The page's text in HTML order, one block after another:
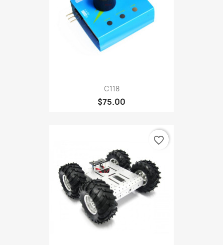
C118
$75.00
favorite_border